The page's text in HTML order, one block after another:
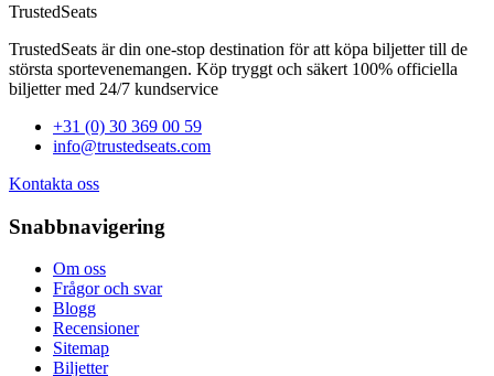
TrustedSeats
TrustedSeats är din one-stop destination för att köpa biljetter till de
största sportevenemangen. Köp tryggt och säkert 100% officiella
biljetter med 24/7 kundservice
+31 (0) 30 369 00 59
info@trustedseats.com
Kontakta oss
Snabbnavigering
Om oss
Frågor och svar
Blogg
Recensioner
Sitemap
Biljetter